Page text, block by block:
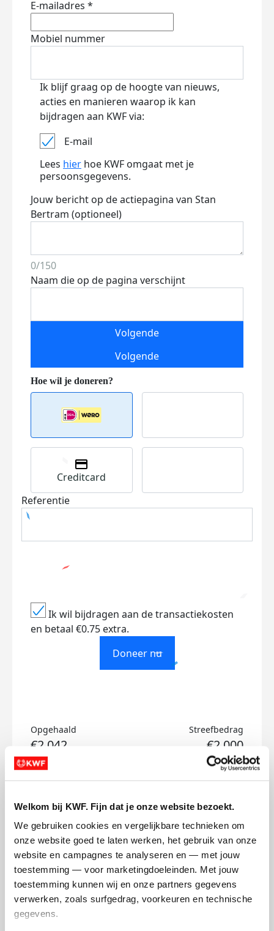
Welkom bij KWF. Fijn dat je onze website bezoekt.
We gebruiken cookies en vergelijkbare technieken om
onze website goed te laten werken, het gebruik van onze
website en campagnes te analyseren en — met jouw
toestemming — voor marketingdoeleinden. Met jouw
toestemming kunnen wij en onze partners gegevens
verwerken, zoals surfgedrag, voorkeuren en technische
gegevens.
E-mailadres *
Mobiel nummer
Ik blijf graag op de hoogte van nieuws,
acties en manieren waarop ik kan
bijdragen aan KWF via:
E-mail
Lees hier hoe KWF omgaat met je
persoonsgegevens.
Jouw bericht op de actiepagina van Stan
Bertram (optioneel)
0/150
Naam die op de pagina verschijnt
Volgende
Volgende
Creditcard
Referentie
Ik wil bijdragen aan de transactiekosten
en betaal €0.75 extra.
Doneer nu
Opgehaald
€2.042
Streefbedrag
€2.000
Doneer Word lid van mijn team
Updates
Blog #2 - Nog een week tot
De